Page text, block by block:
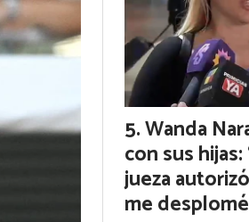
Wanda
con sus hijas:
jueza
me